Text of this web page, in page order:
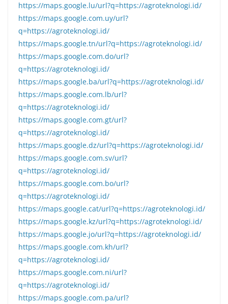
https://maps.google.lu/url?q=https://agroteknologi.id/
https://maps.google.com.uy/url?
q=https://agroteknologi.id/
https://maps.google.tn/url?q=https://agroteknologi.id/
https://maps.google.com.do/url?
q=https://agroteknologi.id/
https://maps.google.ba/url?q=https://agroteknologi.id/
https://maps.google.com.lb/url?
q=https://agroteknologi.id/
https://maps.google.com.gt/url?
q=https://agroteknologi.id/
https://maps.google.dz/url?q=https://agroteknologi.id/
https://maps.google.com.sv/url?
q=https://agroteknologi.id/
https://maps.google.com.bo/url?
q=https://agroteknologi.id/
https://maps.google.cat/url?q=https://agroteknologi.id/
https://maps.google.kz/url?q=https://agroteknologi.id/
https://maps.google.jo/url?q=https://agroteknologi.id/
https://maps.google.com.kh/url?
q=https://agroteknologi.id/
https://maps.google.com.ni/url?
q=https://agroteknologi.id/
https://maps.google.com.pa/url?